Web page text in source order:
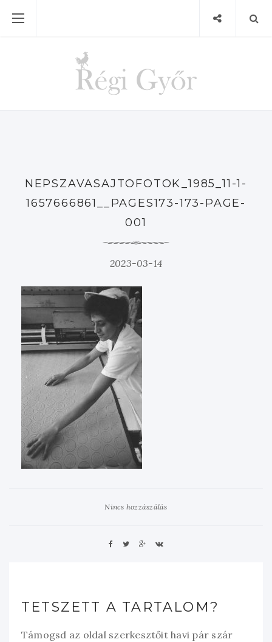
NEPSZAVASAJTOFOTOK_1985_11-1-
1657666861__PAGES173-173-PAGE-
001
2023-03-14
Nincs hozzászálás
TETSZETT A TARTALOM?
Támogsd az oldal szerkesztőit havi pár szár